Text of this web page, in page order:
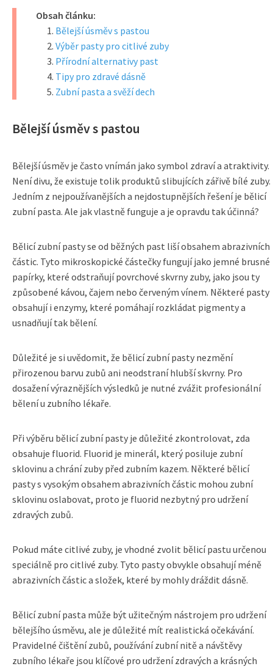
Obsah článku:
Bělejší úsměv s pastou
Výběr pasty pro citlivé zuby
Přírodní alternativy past
Tipy pro zdravé dásně
Zubní pasta a svěží dech
Bělejší úsměv s pastou
Bělejší úsměv je často vnímán jako symbol zdraví a atraktivity.
Není divu, že existuje tolik produktů slibujících zářivě bílé zuby.
Jedním z nejpoužívanějších a nejdostupnějších řešení je bělicí
zubní pasta. Ale jak vlastně funguje a je opravdu tak účinná?
Bělicí zubní pasty se od běžných past liší obsahem abrazivních
částic. Tyto mikroskopické částečky fungují jako jemné brusné
papírky, které odstraňují povrchové skvrny zuby, jako jsou ty
způsobené kávou, čajem nebo červeným vínem. Některé pasty
obsahují i ​​enzymy, které pomáhají rozkládat pigmenty a
usnadňují tak bělení.
Důležité je si uvědomit, že bělicí zubní pasty nezmění
přirozenou barvu zubů ani neodstraní hlubší skvrny. Pro
dosažení výraznějších výsledků je nutné zvážit profesionální
bělení u zubního lékaře.
Při výběru bělicí zubní pasty je důležité zkontrolovat, zda
obsahuje fluorid. Fluorid je minerál, který posiluje zubní
sklovinu a chrání zuby před zubním kazem. Některé bělicí
pasty s vysokým obsahem abrazivních částic mohou zubní
sklovinu oslabovat, proto je fluorid nezbytný pro udržení
zdravých zubů.
Pokud máte citlivé zuby, je vhodné zvolit bělicí pastu určenou
speciálně pro citlivé zuby. Tyto pasty obvykle obsahují méně
abrazivních částic a složek, které by mohly dráždit dásně.
Bělicí zubní pasta může být užitečným nástrojem pro udržení
bělejšího úsměvu, ale je důležité mít realistická očekávání.
Pravidelné čištění zubů, používání zubní nitě a návštěvy
zubního lékaře jsou klíčové pro udržení zdravých a krásných